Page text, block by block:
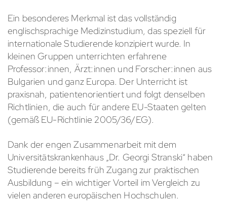
Ein besonderes Merkmal ist das vollständig
englischsprachige Medizinstudium, das speziell für
internationale Studierende konzipiert wurde. In
kleinen Gruppen unterrichten erfahrene
Professor:innen, Ärzt:innen und Forscher:innen aus
Bulgarien und ganz Europa. Der Unterricht ist
praxisnah, patientenorientiert und folgt denselben
Richtlinien, die auch für andere EU-Staaten gelten
(gemäß EU-Richtlinie 2005/36/EG).
Dank der engen Zusammenarbeit mit dem
Universitätskrankenhaus „Dr. Georgi Stranski“ haben
Studierende bereits früh Zugang zur praktischen
Ausbildung – ein wichtiger Vorteil im Vergleich zu
vielen anderen europäischen Hochschulen.